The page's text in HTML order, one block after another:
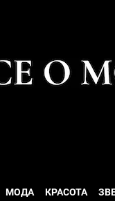
МОДА КРАСОТА